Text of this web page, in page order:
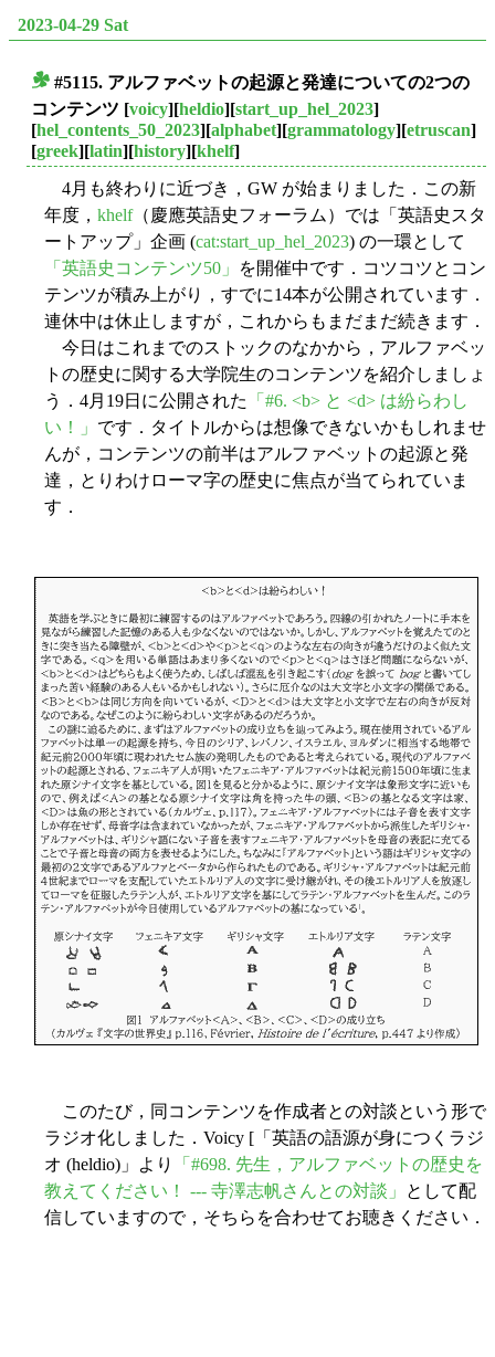
2023-04-29 Sat
#5115. アルファベットの起源と発達についての2つの
コンテンツ [voicy][heldio][start_up_hel_2023]
[hel_contents_50_2023][alphabet][grammatology][etruscan]
[greek][latin][history][khelf]
4月も終わりに近づき，GW が始まりました．この新
年度， khelf（慶應英語史フォーラム）では「英語史スタ
ートアップ」企画 (cat:start_up_hel_2023) の一環として
「英語史コンテンツ50」
を開催中です．コツコツとコン
テンツが積み上がり，すでに14本が公開されています．
連休中は休止しますが，これからもまだまだ続きます．
今日はこれまでのストックのなかから，アルファベッ
トの歴史に関する大学院生のコンテンツを紹介しましょ
う．4月19日に公開された
「#6. <b> と <d> は紛らわし
い！」 です．タイトルからは想像できないかもしれませ
んが，コンテンツの前半はアルファベットの起源と発
達，とりわけローマ字の歴史に焦点が当てられていま
す．
このたび，同コンテンツを作成者との対談という形で
ラジオ化しました．Voicy [「英語の語源が身につくラジ
オ (heldio)」より
「#698. 先生，アルファベットの歴史を
教えてください！ --- 寺澤志帆さんとの対談」
として配
信していますので，そちらを合わせてお聴きください．